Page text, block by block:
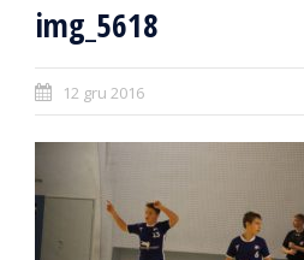
img_5618
12 gru 2016